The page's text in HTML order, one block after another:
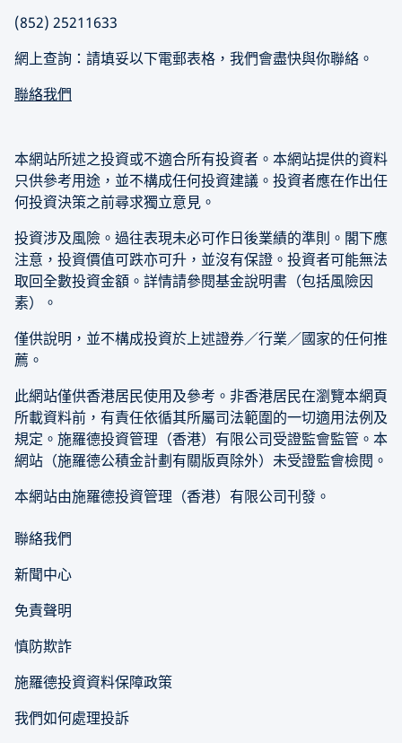
(852) 25211633
網上查詢：請填妥以下電郵表格，我們會盡快與你聯絡。
聯絡我們
本網站所述之投資或不適合所有投資者。本網站提供的資料
只供參考用途，並不構成任何投資建議。投資者應在作出任
何投資決策之前尋求獨立意見。
投資涉及風險。過往表現未必可作日後業績的準則。閣下應
注意，投資價值可跌亦可升，並沒有保證。投資者可能無法
取回全數投資金額。詳情請參閱基金說明書（包括風險因
素）。
僅供說明，並不構成投資於上述證券／行業／國家的任何推
薦。
此網站僅供香港居民使用及參考。非香港居民在瀏覽本網頁
所載資料前，有責任依循其所屬司法範圍的一切適用法例及
規定。施羅德投資管理（香港）有限公司受證監會監管。本
網站（施羅德公積金計劃有關版頁除外）未受證監會檢閱。
本網站由施羅德投資管理（香港）有限公司刊發。
聯絡我們
新聞中心
免責聲明
慎防欺詐
施羅德投資資料保障政策
我們如何處理投訴